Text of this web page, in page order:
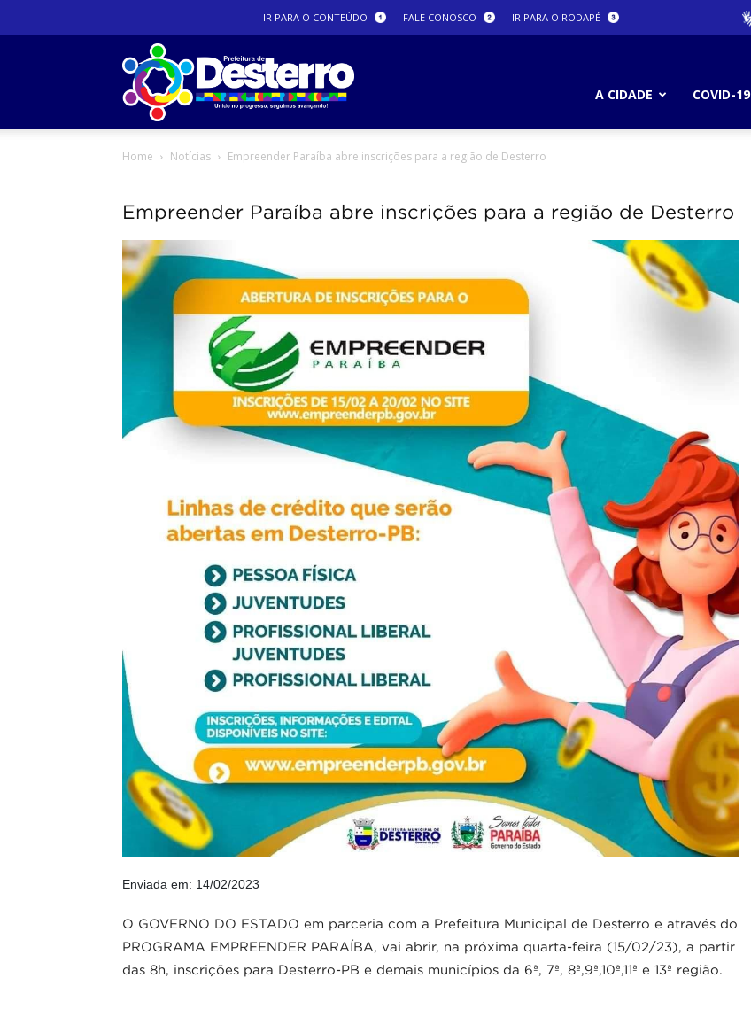
IR PARA O CONTEÚDO FALE CONOSCO IR PARA O RODAPÉ
Prefeitura
A CIDADE COVID-19
Home Notícias Empreender Paraíba abre inscrições para a região de Desterro
Empreender Paraíba abre inscrições para a região de Desterro
Enviada em: 14/02/2023
O GOVERNO DO ESTADO em parceria com a Prefeitura Municipal de Desterro e através do
PROGRAMA EMPREENDER PARAÍBA, vai abrir, na próxima quarta-feira (15/02/23), a partir
das 8h, inscrições para Desterro-PB e demais municípios da 6ª, 7ª, 8ª,9ª,10ª,11ª e 13ª região.